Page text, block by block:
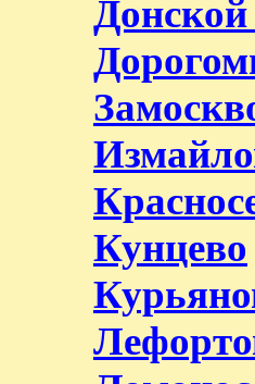
Кунцево